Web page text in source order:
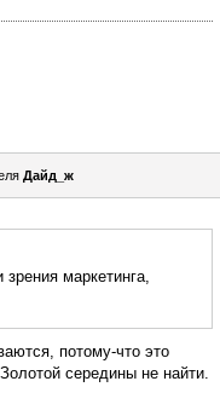
Дайд_ж
маркетинга,
потому-что это
середины не найти.